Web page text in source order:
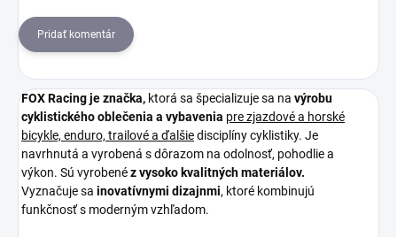
Pridať komentár
FOX Racing jeznačka, ktorá sa špecializuje sa na výrobu
cyklistického oblečenia a vybavenia pre zjazdové a horské
bicykle, enduro, trailové a ďalšiedisciplíny cyklistiky. Je
navrhnutá a vyrobená s dôrazom na odolnosť, pohodlie a
výkon. Sú vyrobenéz vysoko kvalitných materiálov.
Vyznačuje sa inovatívnymi dizajnmi, ktoré kombinujú
funkčnosť s moderným vzhľadom.